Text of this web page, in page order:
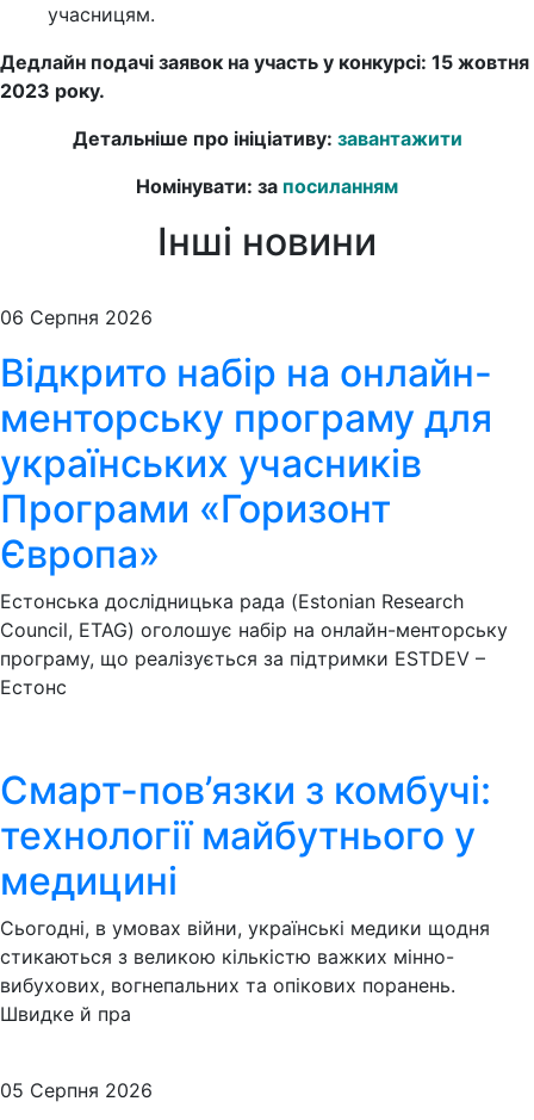
учасницям.
Дедлайн подачі заявок на участь у конкурсі: 15 жовтня
2023 року.
Детальніше про ініціативу: завантажити
Номінувати: за посиланням
Інші новини
06 Серпня 2026
Відкрито набір на онлайн-
менторську програму для
українських учасників
Програми «Горизонт
Європа»
Естонська дослідницька рада (Estonian Research
Council, ETAG) оголошує набір на онлайн-менторську
програму, що реалізується за підтримки ESTDEV –
Естонс
Смарт-пов’язки з комбучі:
технології майбутнього у
медицині
Сьогодні, в умовах війни, українські медики щодня
стикаються з великою кількістю важких мінно-
вибухових, вогнепальних та опікових поранень.
Швидке й пра
05 Серпня 2026